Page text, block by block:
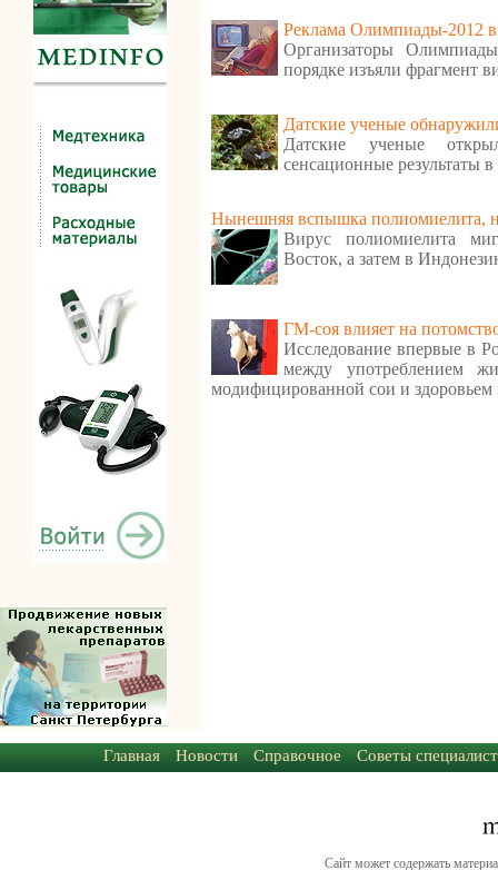
Реклама Олимпиады-2012
Организаторы
порядке изъяли фрагмент
Датские ученые
Датские ученые
сенсационные результаты
Нынешняя вспышка полиомиелита,
Вирус полиомиелита
Восток, а затем в
ГМ-соя влияет на
Исследование впервые в
между употреблением
модифицированной сои и здоровьем
Главная Новости Справочное Советы
Сайт может содержать